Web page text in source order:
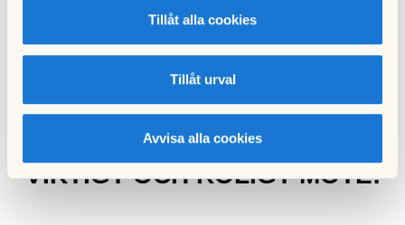
Tillåt alla cookies
Tillåt urval
Avvisa alla cookies
deltagare ha ett godkänt
vaccinationsbevis att uppvisa.
VARMT VÄLKOMNA TILL ETT
VIKTIGT OCH ROLIGT MÖTE!